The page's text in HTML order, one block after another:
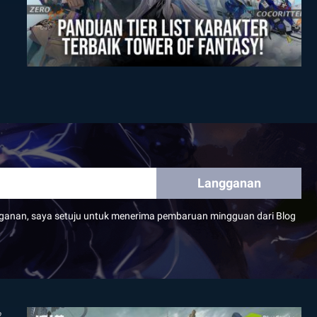
Langganan
saya setuju untuk menerima pembaruan mingguan dari Blog